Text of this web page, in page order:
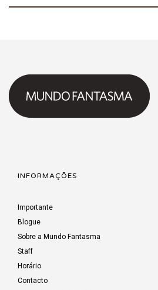
INFORMAÇÕES
Importante
Blogue
Sobre a Mundo Fantasma
Staff
Horário
Contacto